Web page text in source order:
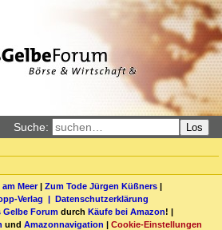
Suche: Los
Meer| Zum Tode Jürgen Küßners |
Verlag | Datenschutzerklärung
Gelbe Forum durch Käufe bei Amazon! |
und Amazonnavigation | Cookie-Einstellungen